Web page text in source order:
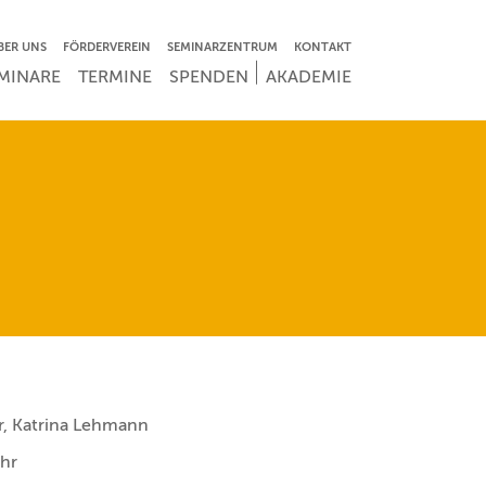
ÜBERSPRINGEN
UNS FÖRDERVEREIN SEMINARZENTRUM KONTAKT
ÜBERSPRINGEN
TERMINE SPENDEN AKADEMIE
Katrina Lehmann